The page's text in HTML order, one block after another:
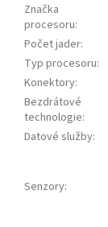
Značka
procesoru:
Počet jader:
Typ procesoru:
Konektory:
Bezdrátové
technologie:
Datové služby:
Senzory: